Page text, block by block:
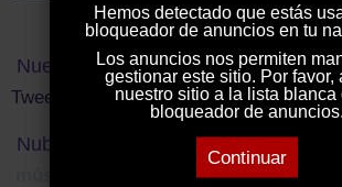
Hemos detectado que estás
bloqueador de anuncios en tu
Los anuncios nos permiten
gestionar este sitio. Por favor,
nuestro sitio a la lista blanca
bloqueador de anuncios.
Continuar
Nuestro Twitter
Tweets by ElDecanodeGuad1
Nube de Tags
Presupuestos 2023
cortes